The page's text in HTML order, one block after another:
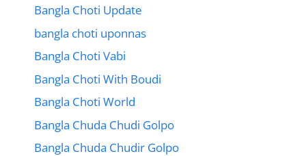
Bangla Choti Update
bangla choti uponnas
Bangla Choti Vabi
Bangla Choti With Boudi
Bangla Choti World
Bangla Chuda Chudi Golpo
Bangla Chuda Chudir Golpo